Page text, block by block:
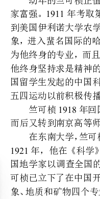
象事业建设带入了第一个黄金时代。
1918